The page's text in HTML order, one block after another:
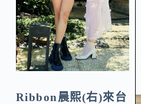
Ribbon晨熙(右)來台